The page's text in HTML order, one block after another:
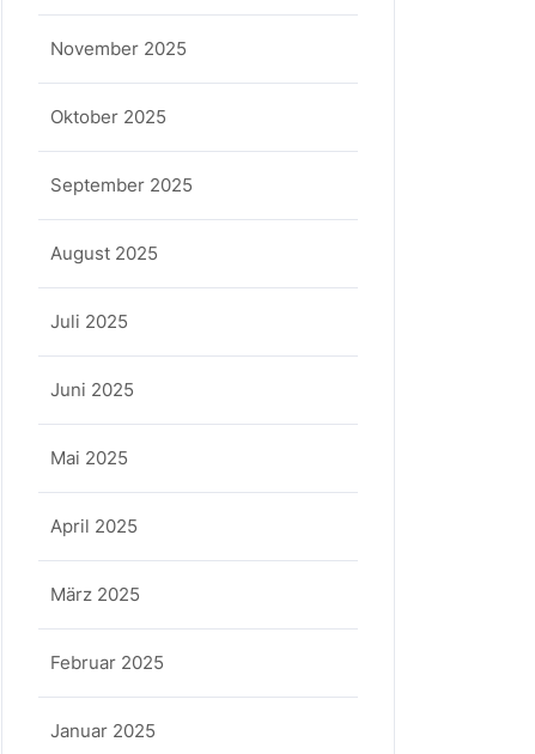
November 2025
Oktober 2025
September 2025
August 2025
Juli 2025
Juni 2025
Mai 2025
April 2025
März 2025
Februar 2025
Januar 2025